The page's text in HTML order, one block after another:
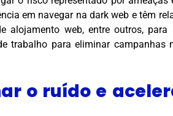
em navegar na dark web e têm
alojamento web, entre outros, para
trabalho para eliminar campanhas
o ruído e